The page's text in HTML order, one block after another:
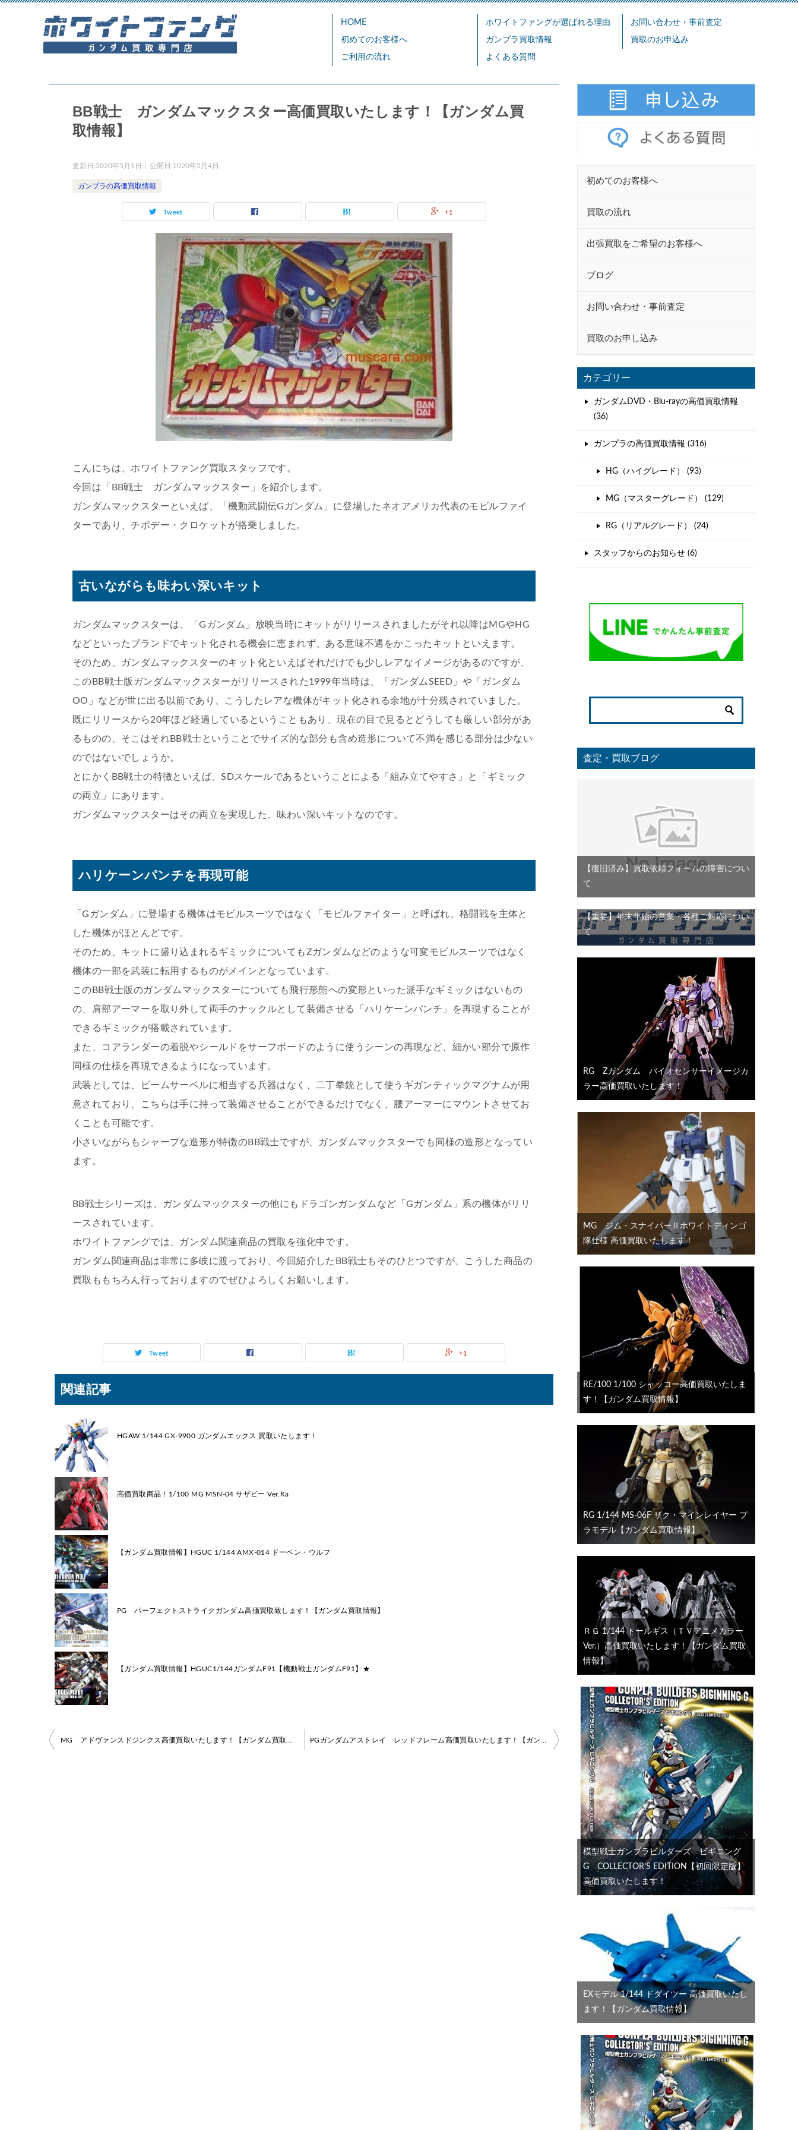
HOME
初めてのお客様へ
ご利用の流れ
ホワイトファングが選ばれる理由
ガンプラ買取情報
よくある質問
お問い合わせ・事前査定
買取のお申込み
BB戦士 ガンダムマックスター高価買取いたします！【ガンダム買
取情報】
更新日:2020年5月1日 公開日:2020年5月4日
ガンプラの高価買取情報
Tweet +1
こんにちは、ホワイトファング買取スタッフです。
今回は「BB戦士 ガンダムマックスター」を紹介します。
ガンダムマックスターといえば、「機動武闘伝Gガンダム」に登場したネオアメリカ代表のモビルファイ
ターであり、チボデー・クロケットが搭乗しました。
古いながらも味わい深いキット
ガンダムマックスターは、「Gガンダム」放映当時にキットがリリースされましたがそれ以降はMGやHG
などといったブランドでキット化される機会に恵まれず、ある意味不遇をかこったキットといえます。
そのため、ガンダムマックスターのキット化といえばそれだけでも少しレアなイメージがあるのですが、
このBB戦士版ガンダムマックスターがリリースされた1999年当時は、「ガンダムSEED」や「ガンダム
OO」などが世に出る以前であり、こうしたレアな機体がキット化される余地が十分残されていました。
既にリリースから20年ほど経過しているということもあり、現在の目で見るとどうしても厳しい部分があ
るものの、そこはそれBB戦士ということでサイズ的な部分も含め造形について不満を感じる部分は少ない
のではないでしょうか。
とにかくBB戦士の特徴といえば、SDスケールであるということによる「組み立てやすさ」と「ギミック
の両立」にあります。
ガンダムマックスターはその両立を実現した、味わい深いキットなのです。
ハリケーンパンチを再現可能
「Gガンダム」に登場する機体はモビルスーツではなく「モビルファイター」と呼ばれ、格闘戦を主体と
した機体がほとんどです。
そのため、キットに盛り込まれるギミックについてもZガンダムなどのような可変モビルスーツではなく
機体の一部を武装に転用するものがメインとなっています。
このBB戦士版のガンダムマックスターについても飛行形態への変形といった派手なギミックはないもの
の、肩部アーマーを取り外して両手のナックルとして装備させる「ハリケーンパンチ」を再現することが
できるギミックが搭載されています。
また、コアランダーの着脱やシールドをサーフボードのように使うシーンの再現など、細かい部分で原作
同様の仕様を再現できるようになっています。
武装としては、ビームサーベルに相当する兵器はなく、二丁拳銃として使うギガンティックマグナムが用
意されており、こちらは手に持って装備させることができるだけでなく、腰アーマーにマウントさせてお
くことも可能です。
小さいながらもシャープな造形が特徴のBB戦士ですが、ガンダムマックスターでも同様の造形となってい
ます。
BB戦士シリーズは、ガンダムマックスターの他にもドラゴンガンダムなど「Gガンダム」系の機体がリリ
ースされています。
ホワイトファングでは、ガンダム関連商品の買取を強化中です。
ガンダム関連商品は非常に多岐に渡っており、今回紹介したBB戦士もそのひとつですが、こうした商品の
買取ももちろん行っておりますのでぜひよろしくお願いします。
Tweet +1
関連記事
HGAW 1/144 GX-9900 ガンダムエックス 買取いたします！
高価買取商品！1/100 MG MSN-04 サザビー Ver.Ka
【ガンダム買取情報】HGUC 1/144 AMX-014 ドーベン・ウルフ
PG パーフェクトストライクガンダム高価買取致します！【ガンダム買取情報】
【ガンダム買取情報】HGUC1/144ガンダムF91【機動戦士ガンダムF91】★
投
MG アドヴァンスドジンクス高価買取いたします！【ガンダム買取情報】 PGガンダムアストレイ レッドフレーム高価買取いたします！【ガンダム買取情報】
初めてのお客様へ
買取の流れ
出張買取をご希望のお客様へ
ブログ
お問い合わせ・事前査定
買取のお申し込み
カテゴリー
ガンダムDVD・Blu-rayの高価買取情報
(36)
ガンプラの高価買取情報 (316)
HG（ハイグレード） (93)
MG（マスターグレード） (129)
RG（リアルグレード） (24)
スタッフからのお知らせ (6)
査定・買取ブログ
【復旧済み】買取依頼フォームの障害につい
て
【重要】年末年始の営業・各種ご対応につい
て
RG Ζガンダム バイオセンサーイメージカ
ラー高価買取いたします！
MG ジム・スナイパーⅡホワイトディンゴ
隊仕様 高価買取いたします！
RE/100 1/100 シャッコー高価買取いたしま
す！【ガンダム買取情報】
RG 1/144 MS-06F ザク・マインレイヤー プ
ラモデル【ガンダム買取情報】
ＲＧ 1/144 トールギス（ＴＶアニメカラー
Ver.）高価買取いたします！【ガンダム買取
情報】
模型戦士ガンプラビルダーズ ビギニング
G COLLECTOR’S EDITION【初回限定版】
高価買取いたします！
EXモデル 1/144 ドダイツー 高価買取いたし
ます！【ガンダム買取情報】